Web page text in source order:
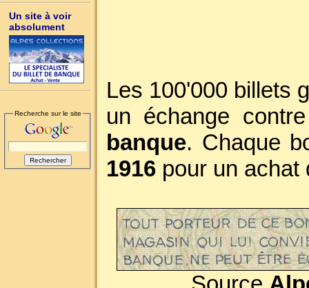
Un site à voir
absolument
Recherche sur le site
Les 100'000 billets
un échange
banque. Chaque
1916 pour un achat